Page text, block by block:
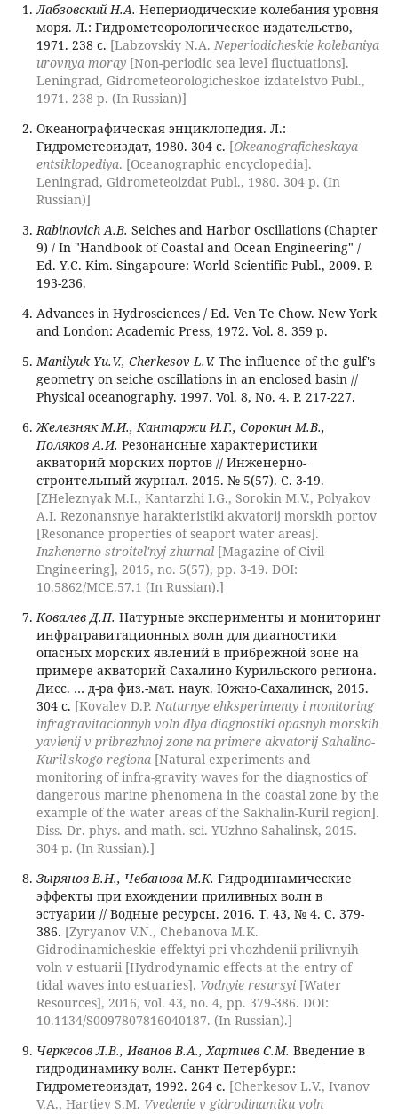
Лабзовский Н.А. Непериодические колебания уровня
моря. Л.: Гидрометеорологическое издательство,
1971. 238 с. [Labzovskiy N.A. Neperiodicheskie kolebaniya
urovnya moray[Non-periodic sea level fluctuations].
Leningrad, Gidrometeorologicheskoe izdatelstvo Publ.,
1971. 238 p. (In Russian)]
Океанографическая энциклопедия. Л.:
Гидрометеоиздат, 1980. 304 с. [Okeanograficheskaya
entsiklopediya. [Oceanographic encyclopedia].
Leningrad, Gidrometeoizdat Publ., 1980. 304 p. (In
Russian)]
Rabinovich A.B. Seiches and Harbor Oscillations (Chapter
9) / In "Handbook of Coastal and Ocean Engineering" /
Ed. Y.C. Kim. Singapoure: World Scientific Publ., 2009. P.
193-236.
Advances in Hydrosciences / Ed. Ven Te Chow. New York
and London: Academic Press, 1972. Vol. 8. 359 p.
Manilyuk Yu.V., Cherkesov L.V.The influence of the gulf's
geometry on seiche oscillations in an enclosed basin //
Physical oceanography. 1997. Vol. 8, No. 4. P. 217-227.
Железняк М.И., Кантаржи И.Г., Сорокин М.В.,
Поляков А.И. Резонансные характеристики
акваторий морских портов // Инженерно-
строительный журнал. 2015. № 5(57). С. 3-19.
[ZHeleznyak M.I., Kantarzhi I.G., Sorokin M.V., Polyakov
A.I. Rezonansnye harakteristiki akvatorij morskih portov
[Resonance properties of seaport water areas].
Inzhenerno-stroitel'nyj zhurnal[Magazine of Civil
Engineering], 2015, no. 5(57), pp. 3-19. DOI:
10.5862/MCE.57.1 (In Russian).]
Ковалев Д.П. Натурные эксперименты и мониторинг
инфрагравитационных волн для диагностики
опасных морских явлений в прибрежной зоне на
примере акваторий Сахалино-Курильского региона.
Дисс. … д-ра физ.-мат. наук. Южно-Сахалинск, 2015.
304 с. [Kovalev D.P. Naturnye ehksperimenty i monitoring
infragravitacionnyh voln dlya diagnostiki opasnyh morskih
yavlenij v pribrezhnoj zone na primere akvatorij Sahalino-
Kuril'skogo regiona[Natural experiments and
monitoring of infra-gravity waves for the diagnostics of
dangerous marine phenomena in the coastal zone by the
example of the water areas of the Sakhalin-Kuril region].
Diss. Dr. phys. and math. sci. YUzhno-Sahalinsk, 2015.
304 p. (In Russian).]
Зырянов В.Н., Чебанова М.К. Гидродинамические
эффекты при вхождении приливных волн в
эстуарии // Водные ресурсы. 2016. Т. 43, № 4. С. 379-
386. [Zyryanov V.N., Chebanova M.K.
Gidrodinamicheskie effektyi pri vhozhdenii prilivnyih
voln v estuarii [Hydrodynamic effects at the entry of
tidal waves into estuaries]. Vodnyie resursyi[Water
Resources], 2016, vol. 43, no. 4, pp. 379-386. DOI:
10.1134/S0097807816040187. (In Russian).]
Черкесов Л.В., Иванов В.А., Хартиев С.М. Введение в
гидродинамику волн. Санкт-Петербург.:
Гидрометеоиздат, 1992. 264 с. [Cherkesov L.V., Ivanov
V.A., Hartiev S.M. Vvedenie v gidrodinamiku voln